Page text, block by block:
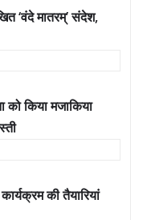
‘वंदे मातरम्’ संदेश,
को किया मजाकिया
की तैयारियां